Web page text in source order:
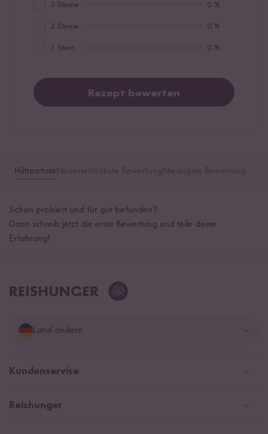
3 Sterne 0 %
2 Sterne 0 %
1 Stern 0 %
Rezept bewerten
Hilfreichste
Schon probiert und für gut befunden?
Dann schreib jetzt die erste Bewertung und teile deine
Erfahrung!
Land ändern
Deutschland
Kundenservice
Help Center & FAQ
Reishunger